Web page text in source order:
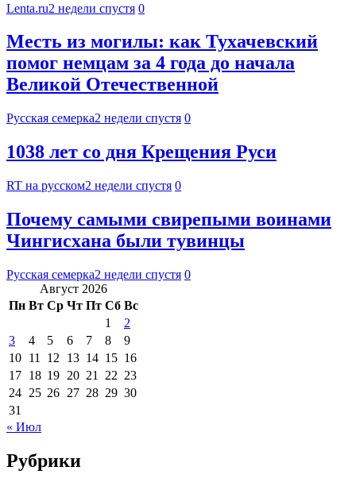
Lenta.ru2 недели спустя 0
Месть из могилы: как Тухачевский
помог немцам за 4 года до начала
Великой Отечественной
Русская семерка2 недели спустя 0
1038 лет со дня Крещения Руси
RT на русском2 недели спустя 0
Почему самыми свирепыми воинами
Чингисхана были тувинцы
Русская семерка2 недели спустя 0
Август 2026
Пн Вт Ср Чт Пт Сб Вс
1
2
3
4 5 6 7 8
9
10 11 12 13 14 15 16
17 18 19 20 21 22 23
24 25 26 27 28 29 30
31
« Июл
Рубрики